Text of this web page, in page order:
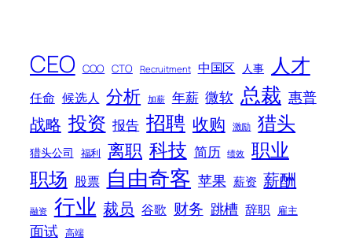
CEO COO CTO Recruitment 中国区 人事 人才
任命 候选人 分析 加薪 年薪 微软 总裁 惠普
战略 投资 报告 招聘 收购 激励 猎头
猎头公司 福利 离职 科技 简历 绩效 职业
职场 股票 自由奇客 苹果 薪资 薪酬
融资 行业 裁员 谷歌 财务 跳槽 辞职 雇主
面试 高端